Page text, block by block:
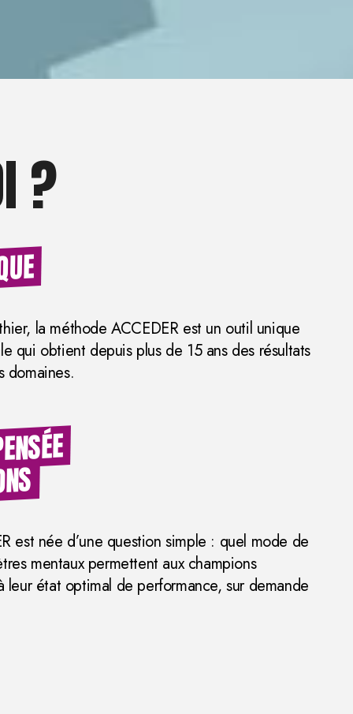
?
la méthode ACCEDER est un outil unique
qui obtient depuis plus de 15 ans des résultats
domaines.
est née d’une question simple : quel mode de
mentaux permettent aux champions
leur état optimal de performance, sur demande